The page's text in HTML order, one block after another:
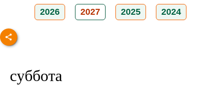
2026 2027 2025 2024
суббота